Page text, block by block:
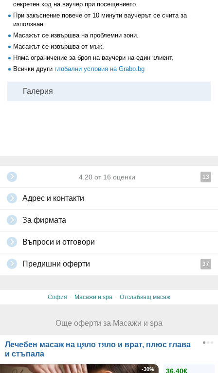
секретен код на ваучер при посещението.
При закъснение повече от 10 минути ваучерът се счита за
използван.
Масажът се извършва на проблемни зони.
Масажът се извършва от мъж.
Няма ограничение за броя на ваучери на един клиент.
Всички други глобални условия на Grabo.bg
Галерия
4.20 от 16 оценки 13
Адрес и контакти
За фирмата
Въпроси и отговори
Предишни оферти 37
София · Масажи и spa · Отслабващ масаж
Още оферти за Масажи и spa
Лечебен масаж на цяло тяло и врат, плюс глава
и стъпала
36.40€
-30%